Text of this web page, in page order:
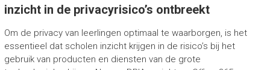
inzicht in de privacyrisico’s ontbreekt
Om de privacy van leerlingen optimaal te waarborgen, is het
essentieel dat scholen inzicht krijgen in de risico’s bij het
gebruik van producten en diensten van de grote